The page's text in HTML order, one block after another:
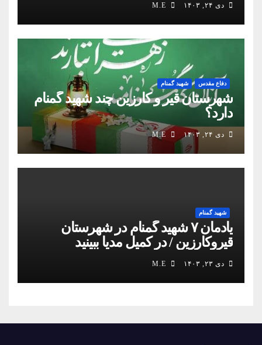
دی ۲۴, ۱۴۰۳
دفاع مقدس شهید گمنام
شهرستان قیر و کارزین چند شهید گمنام
دارد؟
دی ۲۴, ۱۴۰۳
شهید گمنام
یادمان ۷ شهید گمنام در شهرستان
قیروکارزین / در کمیل مدیا ببینید
دی ۲۳, ۱۴۰۳